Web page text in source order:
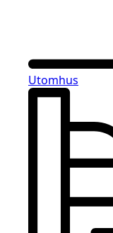
Utomhus